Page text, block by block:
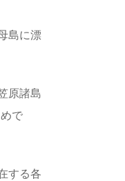
島に漂
原諸島
で
する各